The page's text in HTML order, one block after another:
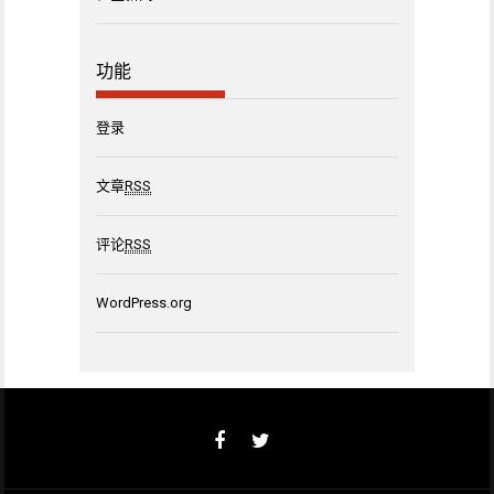
功能
登录
文章RSS
评论RSS
WordPress.org